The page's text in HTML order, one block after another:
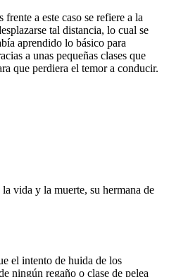
a este caso se refiere a la
tal distancia, lo cual se
aprendido lo básico para
a unas pequeñas clases que
que perdiera el temor a conducir.
vida y la muerte, su hermana de
el intento de huida de los
ningún regaño o clase de pelea